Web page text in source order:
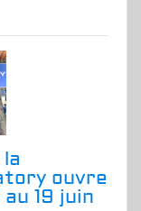
ouvre
19 juin